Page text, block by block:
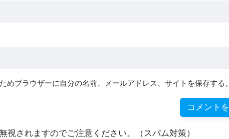
めブラウザーに自分の名前、メールアドレス、サイトを保存する。
視されますのでご注意ください。（スパム対策）